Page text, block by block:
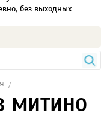
без выходных
МИТИНО